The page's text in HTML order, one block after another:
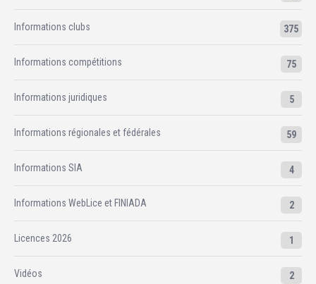
Informations clubs 375
Informations compétitions 75
Informations juridiques 5
Informations régionales et fédérales 59
Informations SIA 4
Informations WebLice et FINIADA 2
Licences 2026 1
Vidéos 2